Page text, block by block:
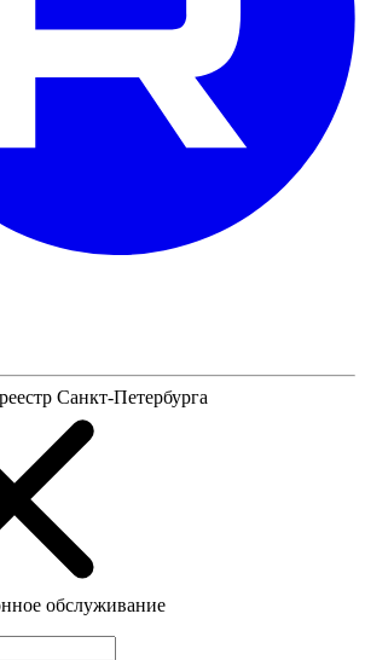
Санкт-Петербурга
обслуживание